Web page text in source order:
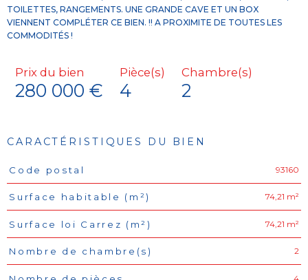
TOILETTES, RANGEMENTS. UNE GRANDE CAVE ET UN BOX
VIENNENT COMPLÉTER CE BIEN. !! A PROXIMITE DE TOUTES LES
Prix du bien
280 000 €
Pièce(s)
4
Chambre(s)
2
CARACTÉRISTIQUES DU BIEN
Caractéristiques Valeurs
Code postal 93160
Surface habitable (m²) 74,21 m²
Surface loi Carrez (m²) 74,21 m²
Nombre de chambre(s) 2
4